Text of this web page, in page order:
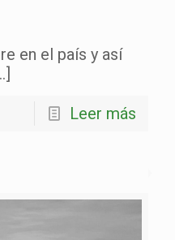
en el país y así
Leer más